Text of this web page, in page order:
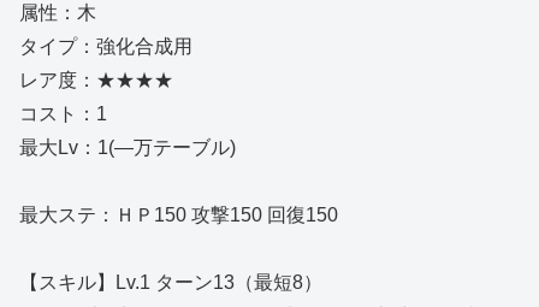
属性：木
タイプ：強化合成用
レア度：★★★★
コスト：1
最大Lv：1(―万テーブル)
最大ステ：ＨＰ150 攻撃150 回復150
【スキル】Lv.1 ターン13（最短8）